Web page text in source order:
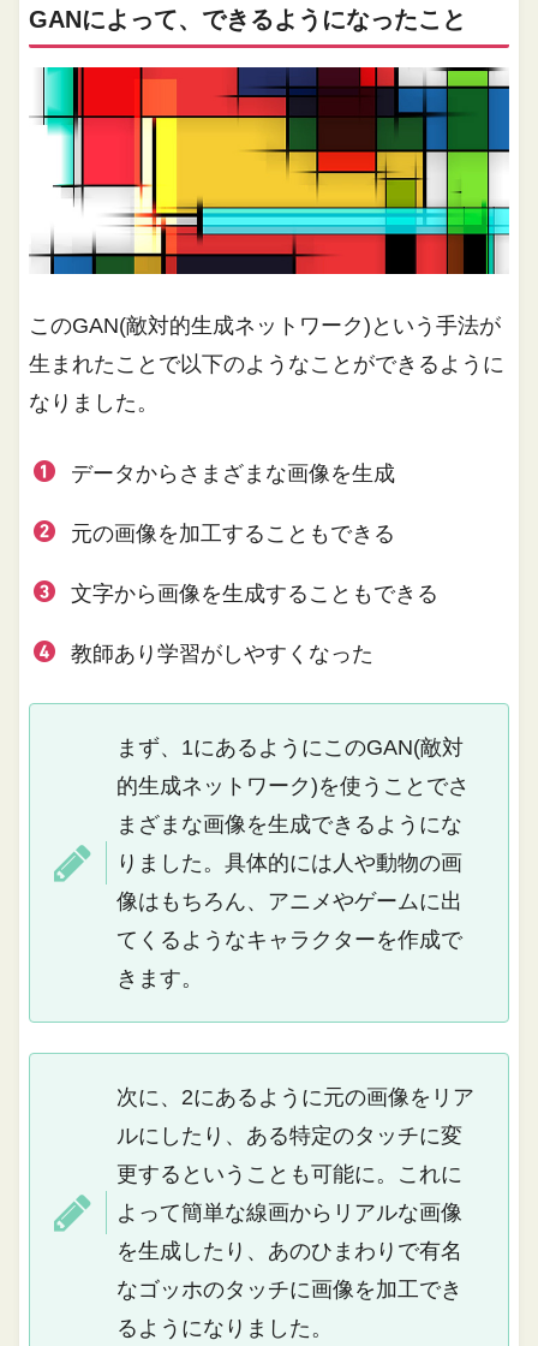
GANによって、できるようになったこと
このGAN(敵対的生成ネットワーク)という手法が
生まれたことで以下のようなことができるように
なりました。
データからさまざまな画像を生成
元の画像を加工することもできる
文字から画像を生成することもできる
教師あり学習がしやすくなった
まず、1にあるようにこのGAN(敵対
的生成ネットワーク)を使うことでさ
まざまな画像を生成できるようにな
りました。具体的には人や動物の画
像はもちろん、アニメやゲームに出
てくるようなキャラクターを作成で
きます。
次に、2にあるように元の画像をリア
ルにしたり、ある特定のタッチに変
更するということも可能に。これに
よって簡単な線画からリアルな画像
を生成したり、あのひまわりで有名
なゴッホのタッチに画像を加工でき
るようになりました。